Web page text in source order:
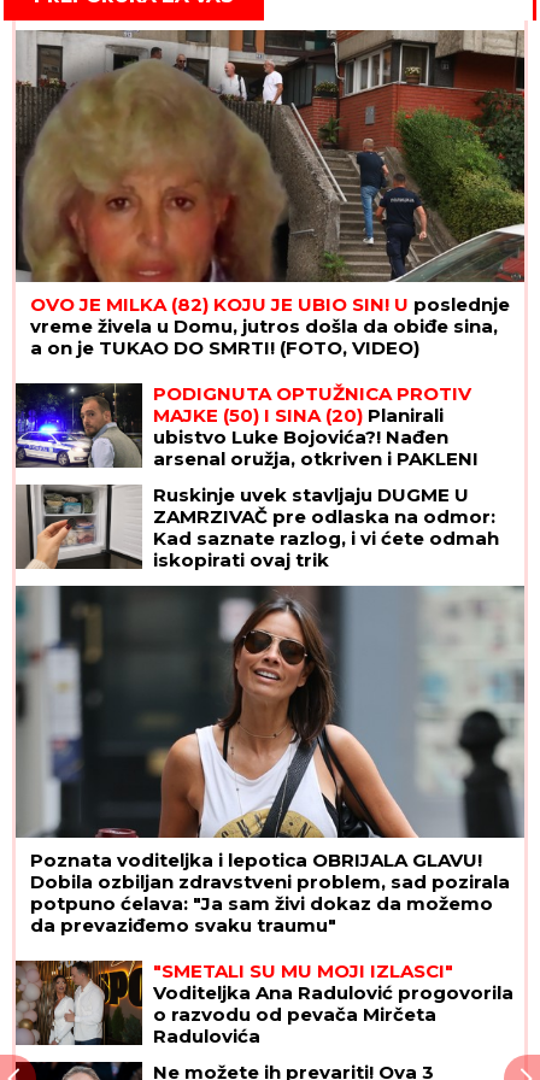
OVO JE MILKA (82) KOJU JE UBIO SIN! U poslednje
vreme živela u Domu, jutros došla da obiđe sina,
a on je TUKAO DO SMRTI! (FOTO, VIDEO)
PODIGNUTA OPTUŽNICA PROTIV
MAJKE (50) I SINA (20) Planirali
ubistvo Luke Bojovića?! Nađen
arsenal oružja, otkriven i PAKLENI
Ruskinje uvek stavljaju DUGME U
ZAMRZIVAČ pre odlaska na odmor:
Kad saznate razlog, i vi ćete odmah
iskopirati ovaj trik
Poznata voditeljka i lepotica OBRIJALA GLAVU!
Dobila ozbiljan zdravstveni problem, sad pozirala
potpuno ćelava: "Ja sam živi dokaz da možemo
da prevaziđemo svaku traumu"
"SMETALI SU MU MOJI IZLASCI"
Voditeljka Ana Radulović progovorila
o razvodu od pevača Mirčeta
Radulovića
Ne možete ih prevariti! Ova 3